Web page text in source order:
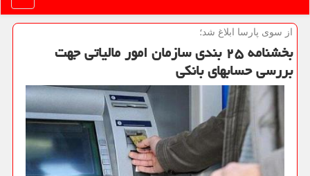
از سوی پارسا ابلاغ شد؛
بخشنامه ۲۵ بندی سازمان امور مالیاتی جهت
بررسی حسابهای بانكی